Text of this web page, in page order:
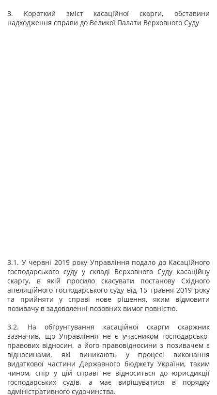
3. Короткий зміст касаційної скарги, обставини
надходження справи до Великої Палати Верховного Суду
3.1. У червні 2019 року Управління подало до Касаційного
господарського суду у складі Верховного Суду касаційну
скаргу, в якій просило скасувати постанову Східного
апеляційного господарського суду від 15 травня 2019 року
та прийняти у справі нове рішення, яким відмовити
позивачу в задоволенні позовних вимог повністю.
3.2. На обґрунтування касаційної скарги скаржник
зазначив, що Управління не є учасником господарсько-
правових відносин, а його правовідносини з позивачем є
відносинами, які виникають у процесі виконання
видаткової частини Державного бюджету України, таким
чином, спір у цій справі не відноситься до юрисдикції
господарських судів, а має вирішуватися в порядку
адміністративного судочинства.